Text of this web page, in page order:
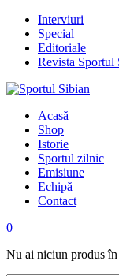
Interviuri
Special
Editoriale
Revista
Acasă
Shop
Istorie
Sportul zilnic
Emisiune
Echipă
Contact
0
Nu ai niciun produs în